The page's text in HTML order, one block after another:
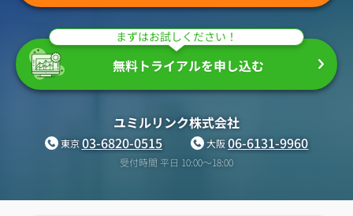
まずはお試しください！
無料トライアルを申し込む
ユミルリンク株式会社
東京03-6820-0515 大阪06-6131-9960
受付時間 平日 10:00〜18:00